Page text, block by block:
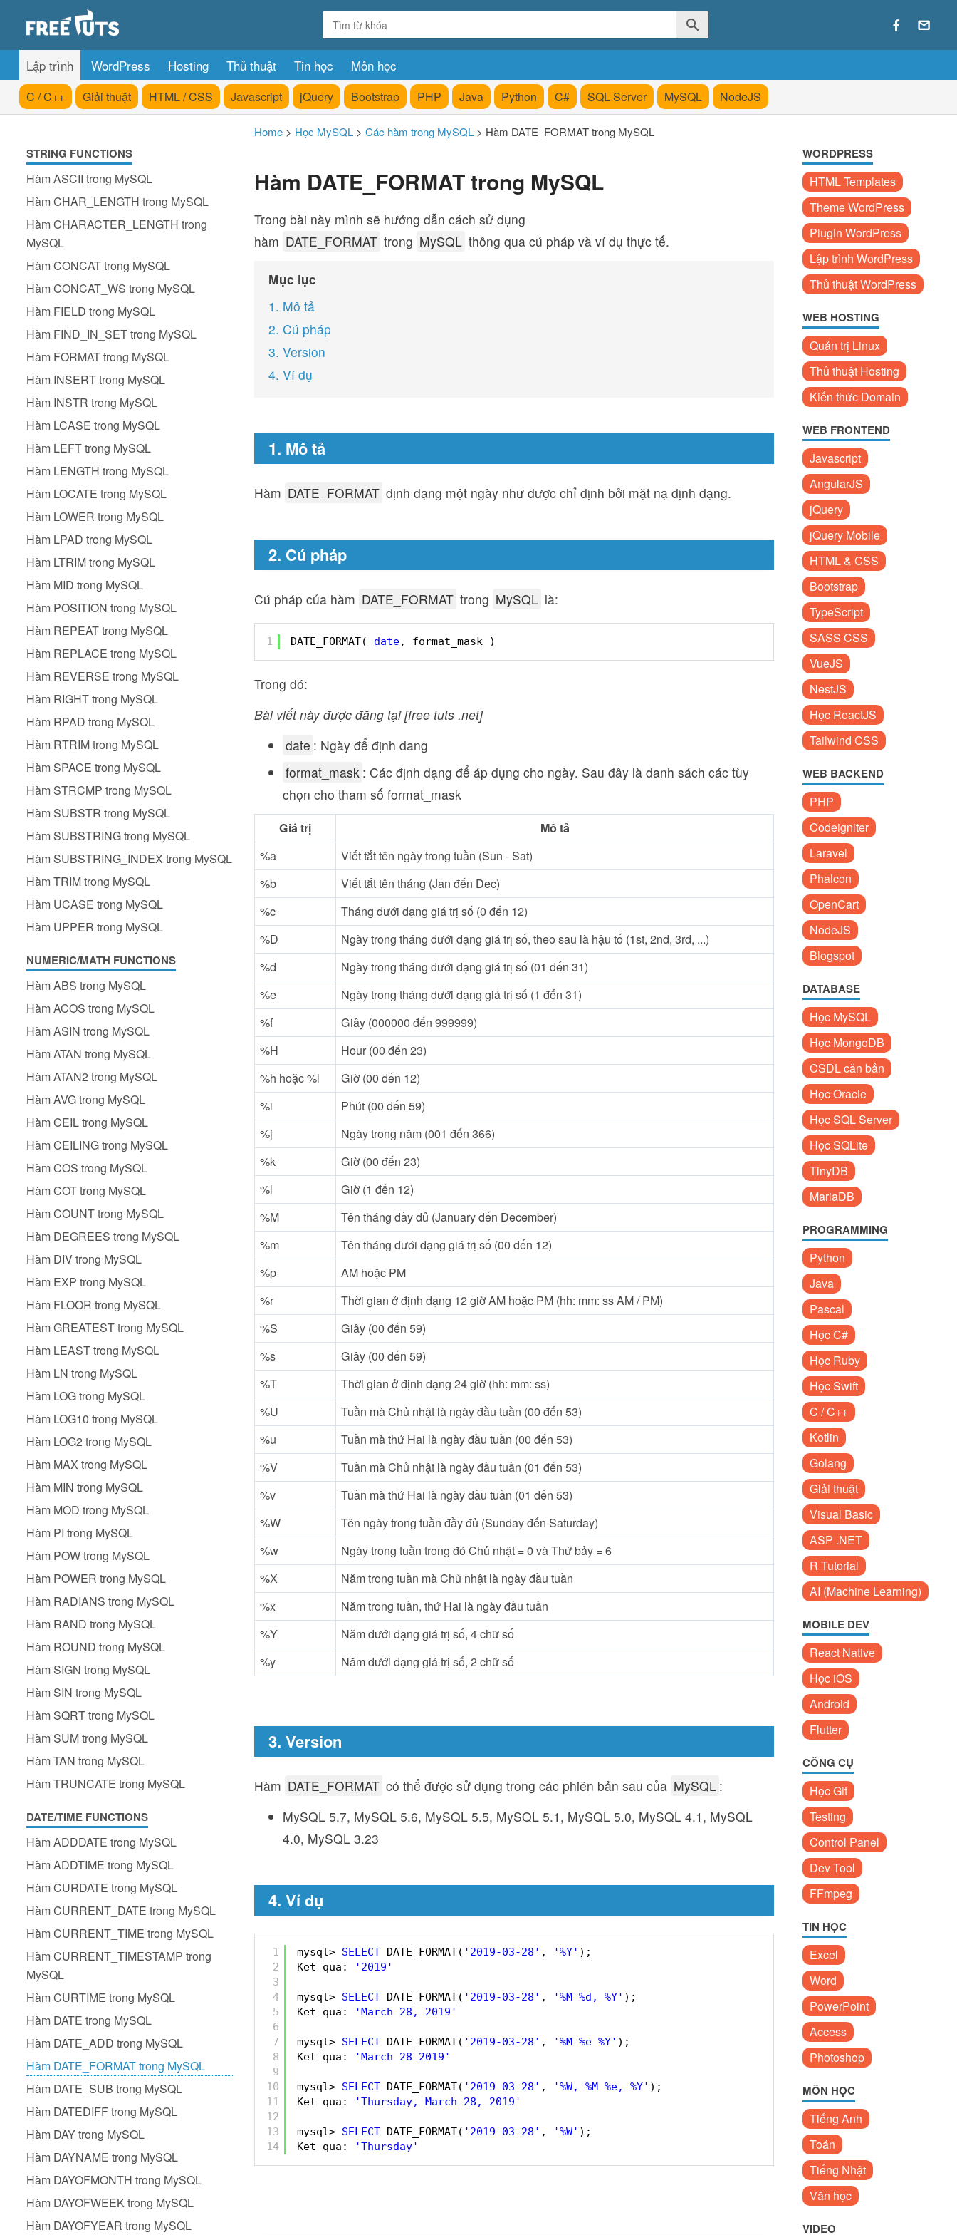
Lập trình WordPress Hosting Thủ thuật Tin học Môn học
C / C++ Giải thuật HTML / CSS Javascript jQuery Bootstrap PHP Java Python C# SQL Server MySQL NodeJS
STRING FUNCTIONS
Hàm ASCII trong MySQL
Hàm CHAR_LENGTH trong MySQL
Hàm CHARACTER_LENGTH trong
MySQL
Hàm CONCAT trong MySQL
Hàm CONCAT_WS trong MySQL
Hàm FIELD trong MySQL
Hàm FIND_IN_SET trong MySQL
Hàm FORMAT trong MySQL
Hàm INSERT trong MySQL
Hàm INSTR trong MySQL
Hàm LCASE trong MySQL
Hàm LEFT trong MySQL
Hàm LENGTH trong MySQL
Hàm LOCATE trong MySQL
Hàm LOWER trong MySQL
Hàm LPAD trong MySQL
Hàm LTRIM trong MySQL
Hàm MID trong MySQL
Hàm POSITION trong MySQL
Hàm REPEAT trong MySQL
Hàm REPLACE trong MySQL
Hàm REVERSE trong MySQL
Hàm RIGHT trong MySQL
Hàm RPAD trong MySQL
Hàm RTRIM trong MySQL
Hàm SPACE trong MySQL
Hàm STRCMP trong MySQL
Hàm SUBSTR trong MySQL
Hàm SUBSTRING trong MySQL
Hàm SUBSTRING_INDEX trong MySQL
Hàm TRIM trong MySQL
Hàm UCASE trong MySQL
Hàm UPPER trong MySQL
NUMERIC/MATH FUNCTIONS
Hàm ABS trong MySQL
Hàm ACOS trong MySQL
Hàm ASIN trong MySQL
Hàm ATAN trong MySQL
Hàm ATAN2 trong MySQL
Hàm AVG trong MySQL
Hàm CEIL trong MySQL
Hàm CEILING trong MySQL
Hàm COS trong MySQL
Hàm COT trong MySQL
Hàm COUNT trong MySQL
Hàm DEGREES trong MySQL
Hàm DIV trong MySQL
Hàm EXP trong MySQL
Hàm FLOOR trong MySQL
Hàm GREATEST trong MySQL
Hàm LEAST trong MySQL
Hàm LN trong MySQL
Hàm LOG trong MySQL
Hàm LOG10 trong MySQL
Hàm LOG2 trong MySQL
Hàm MAX trong MySQL
Hàm MIN trong MySQL
Hàm MOD trong MySQL
Hàm PI trong MySQL
Hàm POW trong MySQL
Hàm POWER trong MySQL
Hàm RADIANS trong MySQL
Hàm RAND trong MySQL
Hàm ROUND trong MySQL
Hàm SIGN trong MySQL
Hàm SIN trong MySQL
Hàm SQRT trong MySQL
Hàm SUM trong MySQL
Hàm TAN trong MySQL
Hàm TRUNCATE trong MySQL
DATE/TIME FUNCTIONS
Hàm ADDDATE trong MySQL
Hàm ADDTIME trong MySQL
Hàm CURDATE trong MySQL
Hàm CURRENT_DATE trong MySQL
Hàm CURRENT_TIME trong MySQL
Hàm CURRENT_TIMESTAMP trong
MySQL
Hàm CURTIME trong MySQL
Hàm DATE trong MySQL
Hàm DATE_ADD trong MySQL
Hàm DATE_FORMAT trong MySQL
Hàm DATE_SUB trong MySQL
Hàm DATEDIFF trong MySQL
Hàm DAY trong MySQL
Hàm DAYNAME trong MySQL
Hàm DAYOFMONTH trong MySQL
Hàm DAYOFWEEK trong MySQL
Hàm DAYOFYEAR trong MySQL
Home > Học MySQL > Các hàm trong MySQL > Hàm DATE_FORMAT trong MySQL
Hàm DATE_FORMAT trong MySQL
Trong bài này mình sẽ hướng dẫn cách sử dụng
hàm DATE_FORMAT trong MySQL thông qua cú pháp và ví dụ thực tế.
Mục lục
1. Mô tả
2. Cú pháp
3. Version
4. Ví dụ
1. Mô tả
Hàm DATE_FORMAT định dạng một ngày như được chỉ định bởi mặt nạ định dạng.
2. Cú pháp
Cú pháp của hàm DATE_FORMAT trong MySQL là:
1 DATE_FORMAT( date, format_mask )
Trong đó:
Bài viết này được đăng tại [free tuts .net]
date : Ngày để định dang
format_mask : Các định dạng để áp dụng cho ngày. Sau đây là danh sách các tùy
chọn cho tham số format_mask
Giá trị
Mô tả
%a
Viết tắt tên ngày trong tuần (Sun - Sat)
%b
Viết tắt tên tháng (Jan đến Dec)
%c
Tháng dưới dạng giá trị số (0 đến 12)
%D
Ngày trong tháng dưới dạng giá trị số, theo sau là hậu tố (1st, 2nd, 3rd, ...)
%d
Ngày trong tháng dưới dạng giá trị số (01 đến 31)
%e
Ngày trong tháng dưới dạng giá trị số (1 đến 31)
%f
Giây (000000 đến 999999)
%H
Hour (00 đến 23)
%h hoặc %l
Giờ (00 đến 12)
%i
Phút (00 đến 59)
%j
Ngày trong năm (001 đến 366)
%k
Giờ (00 đến 23)
%l
Giờ (1 đến 12)
%M
Tên tháng đầy đủ (January đến December)
%m
Tên tháng dưới dạng giá trị số (00 đến 12)
%p
AM hoặc PM
%r
Thời gian ở định dạng 12 giờ AM hoặc PM (hh: mm: ss AM / PM)
%S
Giây (00 đến 59)
%s
Giây (00 đến 59)
%T
Thời gian ở định dạng 24 giờ (hh: mm: ss)
%U
Tuần mà Chủ nhật là ngày đầu tuần (00 đến 53)
%u
Tuần mà thứ Hai là ngày đầu tuần (00 đến 53)
%V
Tuần mà Chủ nhật là ngày đầu tuần (01 đến 53)
%v
Tuần mà thứ Hai là ngày đầu tuần (01 đến 53)
%W
Tên ngày trong tuần đầy đủ (Sunday đến Saturday)
%w
Ngày trong tuần trong đó Chủ nhật = 0 và Thứ bảy = 6
%X
Năm trong tuần mà Chủ nhật là ngày đầu tuần
%x
Năm trong tuần, thứ Hai là ngày đầu tuần
%Y
Năm dưới dạng giá trị số, 4 chữ số
%y
Năm dưới dạng giá trị số, 2 chữ số
3. Version
Hàm DATE_FORMAT có thể được sử dụng trong các phiên bản sau của MySQL :
MySQL 5.7, MySQL 5.6, MySQL 5.5, MySQL 5.1, MySQL 5.0, MySQL 4.1, MySQL
4.0, MySQL 3.23
4. Ví dụ
1
2
3
4
5
6
7
8
9
10
11
12
13
14
mysql> SELECT DATE_FORMAT( '2019-03-28' , '%Y' );
Ket qua:
'2019'
mysql> SELECT DATE_FORMAT( '2019-03-28' , '%M %d, %Y' );
Ket qua:
'March 28, 2019'
mysql> SELECT DATE_FORMAT( '2019-03-28' , '%M %e %Y' );
Ket qua:
'March 28 2019'
mysql> SELECT DATE_FORMAT( '2019-03-28' , '%W, %M %e, %Y' );
Ket qua:
'Thursday, March 28, 2019'
mysql> SELECT DATE_FORMAT( '2019-03-28' , '%W' );
Ket qua:
'Thursday'
WORDPRESS
HTML Templates
Theme WordPress
Plugin WordPress
Lập trình WordPress
Thủ thuật WordPress
WEB HOSTING
Quản trị Linux
Thủ thuật Hosting
Kiến thức Domain
WEB FRONTEND
Javascript
AngularJS
jQuery
jQuery Mobile
HTML & CSS
Bootstrap
TypeScript
SASS CSS
VueJS
NestJS
Học ReactJS
Tailwind CSS
WEB BACKEND
PHP
Codeigniter
Laravel
Phalcon
OpenCart
NodeJS
Blogspot
DATABASE
Học MySQL
Học MongoDB
CSDL căn bản
Học Oracle
Học SQL Server
Học SQLite
TinyDB
MariaDB
PROGRAMMING
Python
Java
Pascal
Học C#
Học Ruby
Học Swift
C / C++
Kotlin
Golang
Giải thuật
Visual Basic
ASP .NET
R Tutorial
AI (Machine Learning)
MOBILE DEV
React Native
Học iOS
Android
Flutter
CÔNG CỤ
Học Git
Testing
Control Panel
Dev Tool
FFmpeg
TIN HỌC
Excel
Word
PowerPoint
Access
Photoshop
MÔN HỌC
Tiếng Anh
Toán
Tiếng Nhật
Văn học
VIDEO